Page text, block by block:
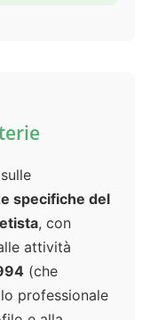
specifiche del
, con
attività
(che
professionale